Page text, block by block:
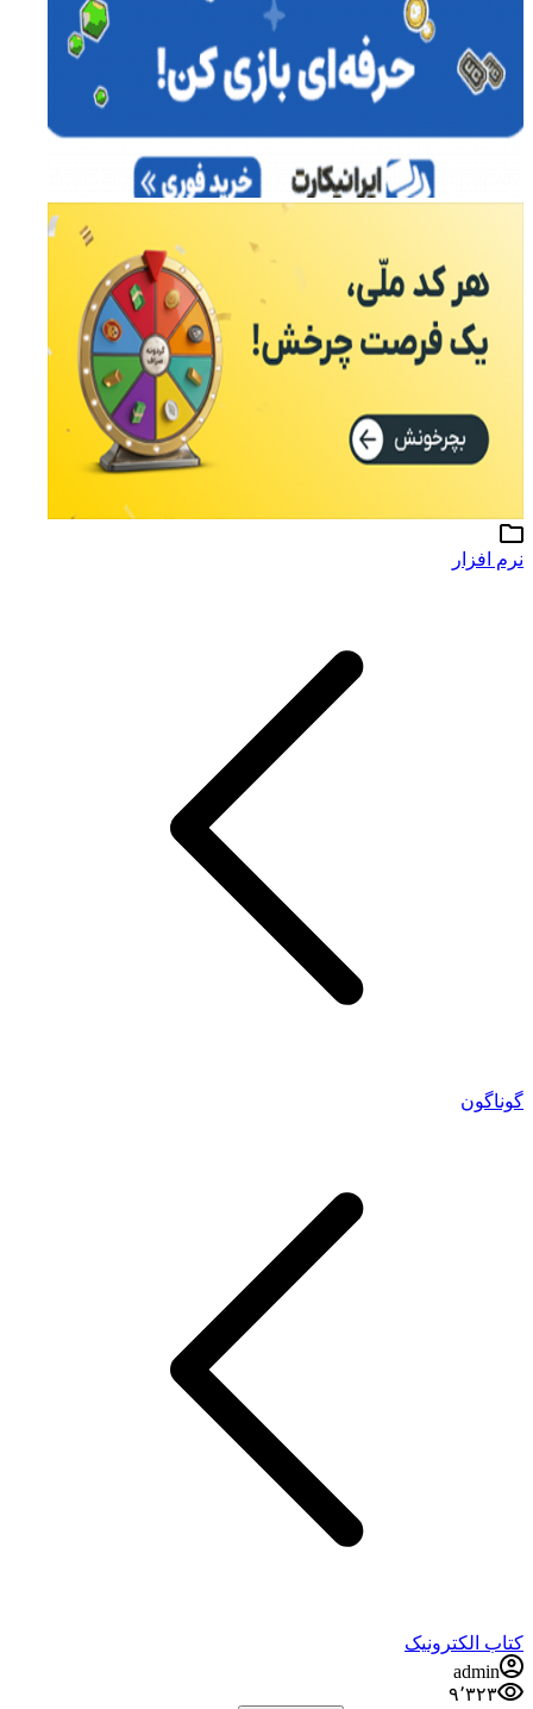
نرم افزار
گوناگون
کتاب الکترونیک
admin
۹٬۳۲۳